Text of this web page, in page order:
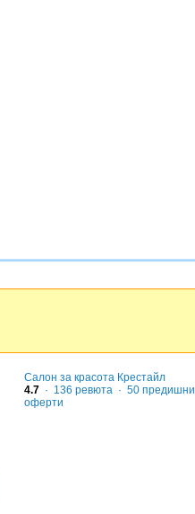
Салон за красота Крестайл
4.7 · 136 ревюта · 50 предишни
оферти